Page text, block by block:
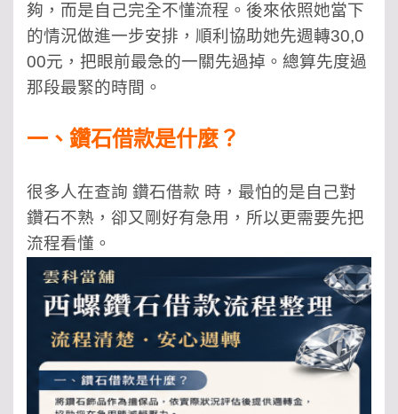
夠，而是自己完全不懂流程。後來依照她當下
的情況做進一步安排，順利協助她先週轉30,0
00元，把眼前最急的一關先過掉。總算先度過
那段最緊的時間。
一、鑽石借款是什麼？
很多人在查詢 鑽石借款 時，最怕的是自己對
鑽石不熟，卻又剛好有急用，所以更需要先把
流程看懂。